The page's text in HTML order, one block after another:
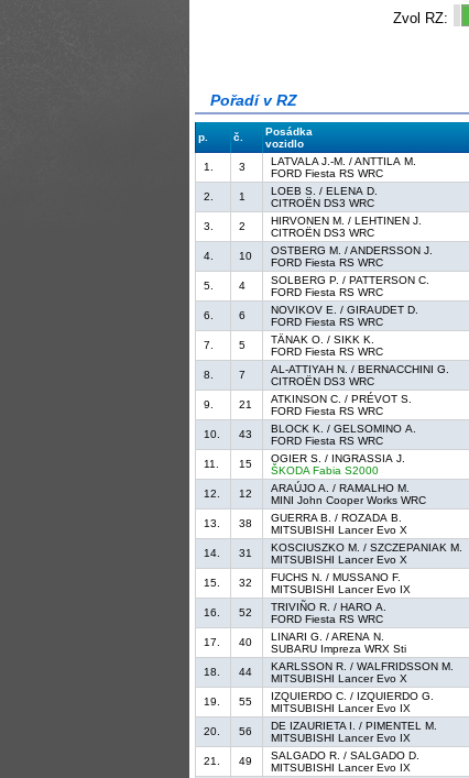
Zvol RZ:
Pořadí v RZ
p. č.
Posádka
vozidlo
1.
3
LATVALA J.-M. / ANTTILA M.
FORD Fiesta RS WRC
2.
1
LOEB S. / ELENA D.
CITROËN DS3 WRC
3.
2
HIRVONEN M. / LEHTINEN J.
CITROËN DS3 WRC
4.
10
OSTBERG M. / ANDERSSON J.
FORD Fiesta RS WRC
5.
4
SOLBERG P. / PATTERSON C.
FORD Fiesta RS WRC
6.
6
NOVIKOV E. / GIRAUDET D.
FORD Fiesta RS WRC
7.
5
TÄNAK O. / SIKK K.
FORD Fiesta RS WRC
8.
7
AL-ATTIYAH N. / BERNACCHINI G.
CITROËN DS3 WRC
9.
21
ATKINSON C. / PRÉVOT S.
FORD Fiesta RS WRC
10.
43
BLOCK K. / GELSOMINO A.
FORD Fiesta RS WRC
11.
15
OGIER S. / INGRASSIA J.
ŠKODA Fabia S2000
12.
12
ARAÚJO A. / RAMALHO M.
MINI John Cooper Works WRC
13.
38
GUERRA B. / ROZADA B.
MITSUBISHI Lancer Evo X
14.
31
KOSCIUSZKO M. / SZCZEPANIAK M.
MITSUBISHI Lancer Evo X
15.
32
FUCHS N. / MUSSANO F.
MITSUBISHI Lancer Evo IX
16.
52
TRIVIÑO R. / HARO A.
FORD Fiesta RS WRC
17.
40
LINARI G. / ARENA N.
SUBARU Impreza WRX Sti
18.
44
KARLSSON R. / WALFRIDSSON M.
MITSUBISHI Lancer Evo X
19.
55
IZQUIERDO C. / IZQUIERDO G.
MITSUBISHI Lancer Evo IX
20.
56
DE IZAURIETA I. / PIMENTEL M.
MITSUBISHI Lancer Evo IX
21.
49
SALGADO R. / SALGADO D.
MITSUBISHI Lancer Evo IX